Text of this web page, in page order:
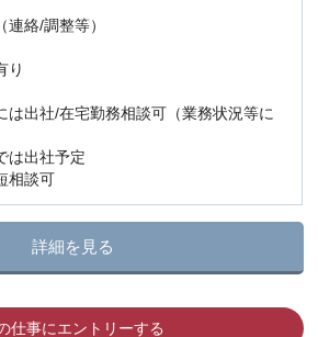
絡/調整等）
り
は出社/在宅勤務相談可（業務状況等に
は出社予定
相談可
詳細を見る
仕事にエントリーする